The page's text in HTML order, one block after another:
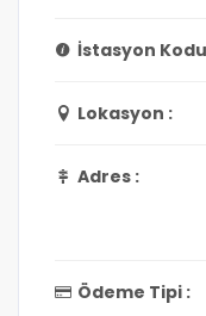
İstasyon
Lokasyon :
Adres :
Ödeme Tipi :